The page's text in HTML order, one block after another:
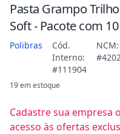
Pasta Grampo
Soft - Pacote com
Polibras
Cód.
Interno:
#111904
NCM:
19 em estoque
Cadastre sua empresa
acesso às ofertas